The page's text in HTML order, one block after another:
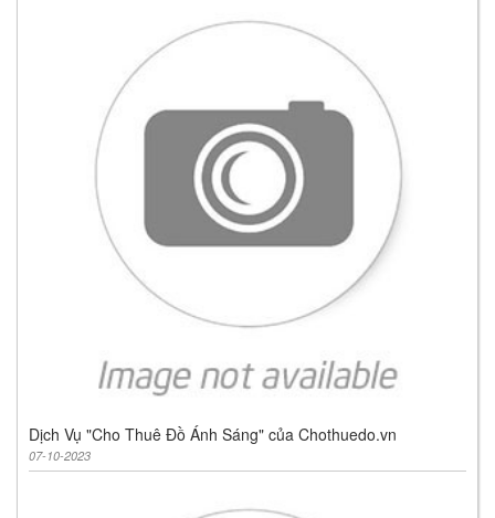
Dịch Vụ "Cho Thuê Đồ Ánh Sáng" của Chothuedo.vn
07-10-2023